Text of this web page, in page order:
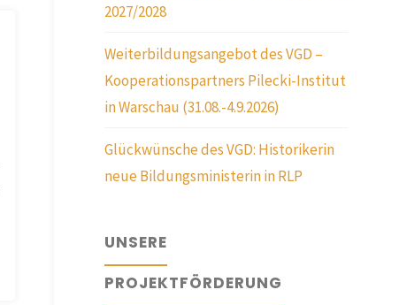
2027/2028
Weiterbildungsangebot des VGD –
Kooperationspartners Pilecki-Institut
in Warschau (31.08.-4.9.2026)
Glückwünsche des VGD: Historikerin
neue Bildungsministerin in RLP
UNSERE
PROJEKTFÖRDERUNG